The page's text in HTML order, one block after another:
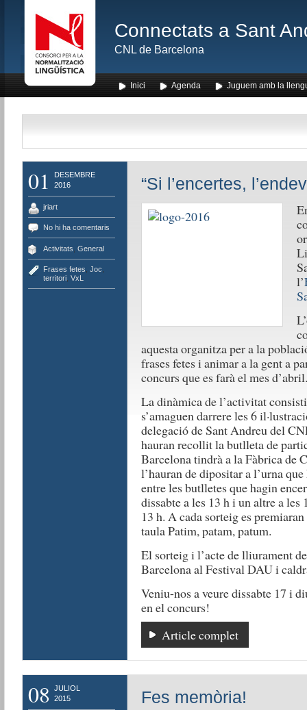
Connectats a Sant
CNL de Barcelona
Inici Agenda Juguem amb la
01
DESEMBRE
2016
jriart
No hi ha comentaris
Activitats General
Frases fetes Joc
territori, VxL
“Si l’encertes,
l’
aquesta organitza per a la
frases fetes i animar a la gent a
concurs que es farà el mes d’abril.
La dinàmica de l’activitat
s’amaguen darrere les 6
delegació de Sant Andreu del
hauran recollit la butlleta de
Barcelona tindrà a la Fàbrica de
l’hauran de dipositar a l’urna
entre les butlletes que hagin
dissabte a les 13 h i un altre a
13 h. A cada sorteig es
taula Patim, patam, patum.
El sorteig i l’acte de lliurament
Barcelona al Festival DAU i
Veniu-nos a veure dissabte 17 i
en el concurs!
Article complet
08
JULIOL
2015
Fes memòria!